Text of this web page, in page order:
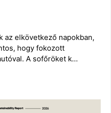
az elkövetkező napokban,
hogy fokozott
A sofőröket k…